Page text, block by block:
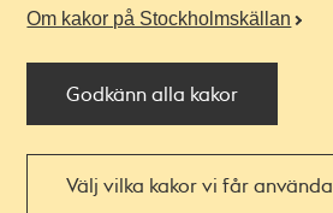
Om kakor på Stockholmskällan
Godkänn alla kakor
Välj vilka kakor vi får använda